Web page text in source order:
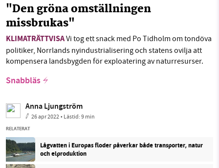
"Den gröna omställningen
missbrukas"
KLIMATRÄTTVISAVi tog ett snack med Po Tidholm om tondöva
politiker, Norrlands nyindustrialisering och statens ovilja att
kompensera landsbygden för exploatering av naturresurser.
Snabbläs
Anna Ljungström
26 apr 2022• Lästid:9 min
RELATERAT
Lågvatten i Europas floder påverkar både transporter, natur
och elproduktion